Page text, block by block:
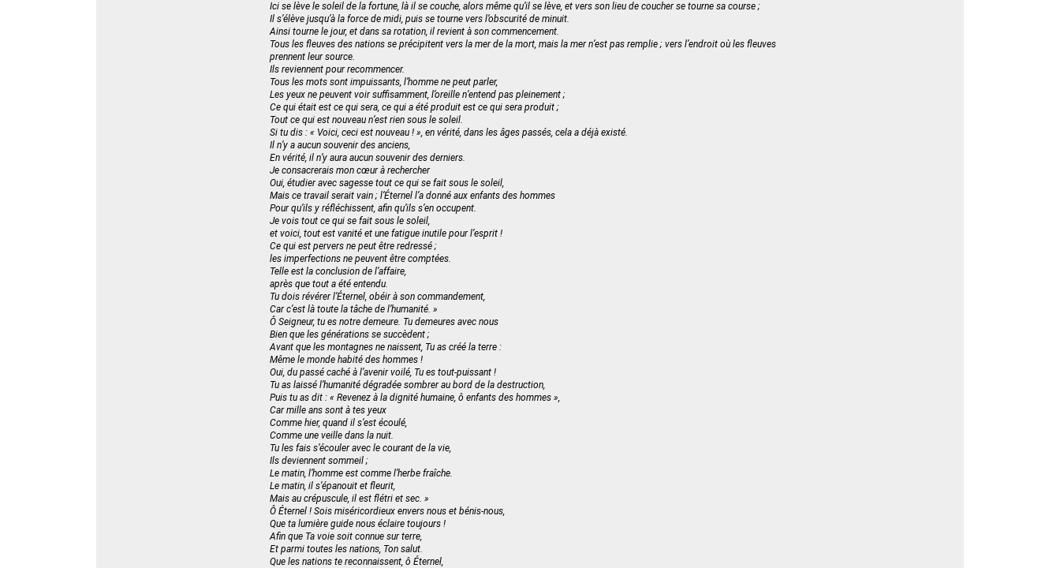
Ici se lève le soleil de la fortune, là il se couche, alors même qu’il se lève, et vers son lieu de coucher se tourne sa course ;
Il s’élève jusqu’à la force de midi, puis se tourne vers l’obscurité de minuit.
Ainsi tourne le jour, et dans sa rotation, il revient à son commencement.
Tous les fleuves des nations se précipitent vers la mer de la mort, mais la mer n’est pas remplie ; vers l’endroit où les fleuves
prennent leur source.
Ils reviennent pour recommencer.
Tous les mots sont impuissants, l’homme ne peut parler,
Les yeux ne peuvent voir suffisamment, l’oreille n’entend pas pleinement ;
Ce qui était est ce qui sera, ce qui a été produit est ce qui sera produit ;
Tout ce qui est nouveau n’est rien sous le soleil.
Si tu dis : « Voici, ceci est nouveau ! », en vérité, dans les âges passés, cela a déjà existé.
Il n’y a aucun souvenir des anciens,
En vérité, il n’y aura aucun souvenir des derniers.
Je consacrerais mon cœur à rechercher
Oui, étudier avec sagesse tout ce qui se fait sous le soleil,
Mais ce travail serait vain ; l’Éternel l’a donné aux enfants des hommes
Pour qu’ils y réfléchissent, afin qu’ils s’en occupent.
Je vois tout ce qui se fait sous le soleil,
et voici, tout est vanité et une fatigue inutile pour l’esprit !
Ce qui est pervers ne peut être redressé ;
les imperfections ne peuvent être comptées.
Telle est la conclusion de l’affaire,
après que tout a été entendu.
Tu dois révérer l’Éternel, obéir à son commandement,
Car c’est là toute la tâche de l’humanité. »
Ô Seigneur, tu es notre demeure. Tu demeures avec nous
Bien que les générations se succèdent ;
Avant que les montagnes ne naissent, Tu as créé la terre :
Même le monde habité des hommes !
Oui, du passé caché à l’avenir voilé, Tu es tout-puissant !
Tu as laissé l’humanité dégradée sombrer au bord de la destruction,
Puis tu as dit : « Revenez à la dignité humaine, ô enfants des hommes »,
Car mille ans sont à tes yeux
Comme hier, quand il s’est écoulé,
Comme une veille dans la nuit.
Tu les fais s’écouler avec le courant de la vie,
Ils deviennent sommeil ;
Le matin, l’homme est comme l’herbe fraîche.
Le matin, il s’épanouit et fleurit,
Mais au crépuscule, il est flétri et sec. »
Ô Éternel ! Sois miséricordieux envers nous et bénis-nous,
Que ta lumière guide nous éclaire toujours !
Afin que Ta voie soit connue sur terre,
Et parmi toutes les nations, Ton salut.
Que les nations te reconnaissent, ô Éternel,